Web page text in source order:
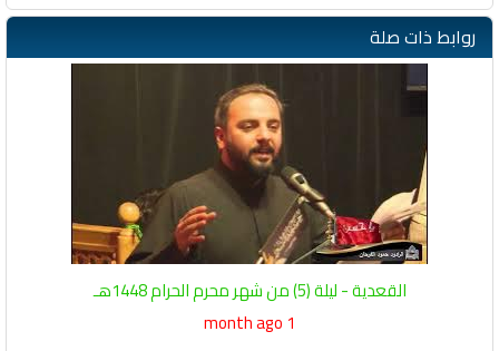
روابط ذات صلة
القعدية - ليلة (5) من شهر محرم الحرام 1448هـ
1 month ago